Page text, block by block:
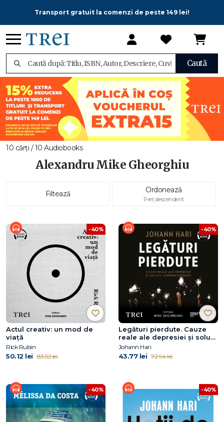
Transport gratuit la comenzi de peste 149 lei!
Caută
10 cărți / 10 Audiobooks
Alexandru Mike Gheorghiu
Filtează Ordonează
Preț descendent
-40%
Actul creativ: un mod de
viață
Rick Rubin
50.12 lei 83.52 lei
-40%
Legături pierdute. Cauze
reale ale depresiei și soluții
surprinzătoare
Johann Hari
43.77 lei 72.94 lei
-40% -40%